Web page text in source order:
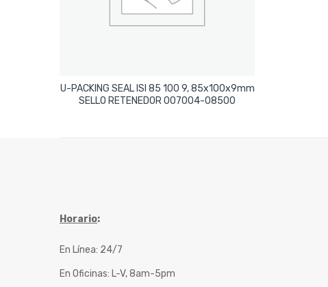
U-PACKING SEAL ISI 85 100 9, 85x100x9mm
SELLO RETENEDOR 007004-08500
Leer Más
Horario:
En Línea: 24/7
En Oficinas: L-V, 8am-5pm